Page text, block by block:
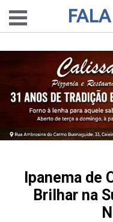
Ipanema de
Brilhar na